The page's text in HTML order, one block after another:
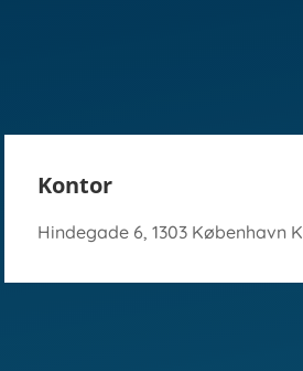
Kontor
Hindegade 6, 1303 København K